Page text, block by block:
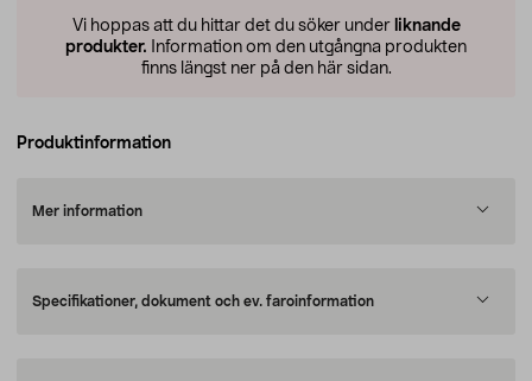
Vi hoppas att du hittar det du söker under liknande
produkter. Information om den utgångna produkten
finns längst ner på den här sidan.
Produktinformation
Mer information
Specifikationer, dokument och ev. faroinformation